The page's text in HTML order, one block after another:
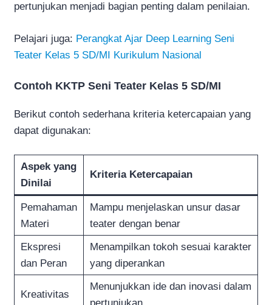
pertunjukan menjadi bagian penting dalam penilaian.
Pelajari juga: Perangkat Ajar Deep Learning Seni
Teater Kelas 5 SD/MI Kurikulum Nasional
Contoh KKTP Seni Teater Kelas 5 SD/MI
Berikut contoh sederhana kriteria ketercapaian yang
dapat digunakan:
Aspek yang
Dinilai
Kriteria Ketercapaian
Pemahaman
Materi
Mampu menjelaskan unsur dasar
teater dengan benar
Ekspresi
dan Peran
Menampilkan tokoh sesuai karakter
yang diperankan
Kreativitas
Menunjukkan ide dan inovasi dalam
pertunjukan